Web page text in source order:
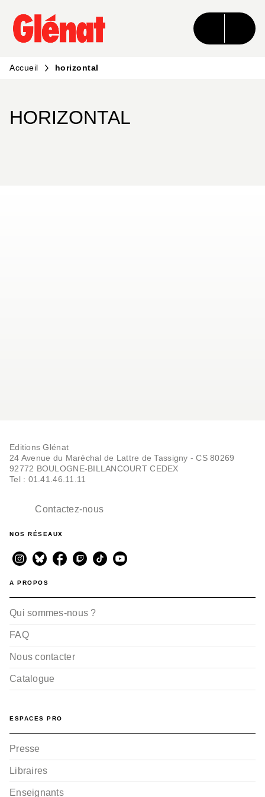
MENU RECHERCHE CONTENU
PIED DE PAGE
Accueil horizontal
HORIZONTAL
Editions Glénat
24 Avenue du Maréchal de Lattre de Tassigny - CS 80269
92772 BOULOGNE-BILLANCOURT CEDEX
Tel : 01.41.46.11.11
Contactez-nous
NOS RÉSEAUX
A PROPOS
Qui sommes-nous ?
FAQ
Nous contacter
Catalogue
ESPACES PRO
Presse
Libraires
Enseignants